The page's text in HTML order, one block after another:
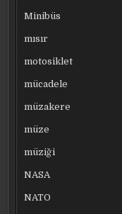
Minibüs
mısır
motosiklet
mücadele
müzakere
müze
müziği
NASA
NATO